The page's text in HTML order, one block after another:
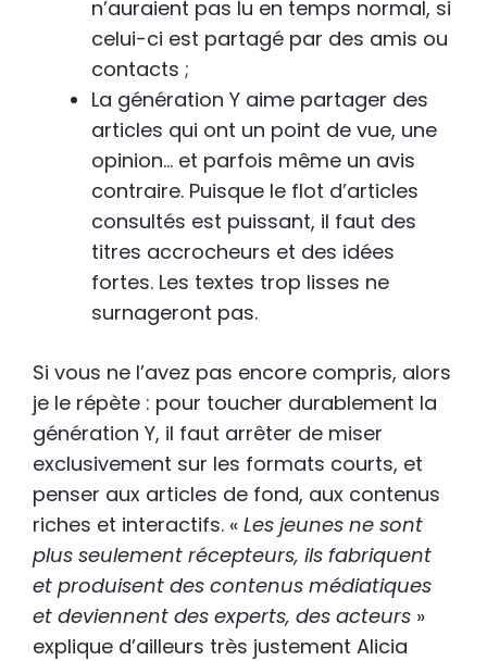
n’auraient pas lu en temps normal, si
celui-ci est partagé par des amis ou
contacts ;
La génération Y aime partager des
articles qui ont un point de vue, une
opinion… et parfois même un avis
contraire. Puisque le flot d’articles
consultés est puissant, il faut des
titres accrocheurs et des idées
fortes. Les textes trop lisses ne
surnageront pas.
Si vous ne l’avez pas encore compris, alors
je le répète : pour toucher durablement la
génération Y, il faut arrêter de miser
exclusivement sur les formats courts, et
penser aux articles de fond, aux contenus
riches et interactifs. « Les jeunes ne sont
plus seulement récepteurs, ils fabriquent
et produisent des contenus médiatiques
et deviennent des experts, des acteurs »
explique d’ailleurs très justement Alicia